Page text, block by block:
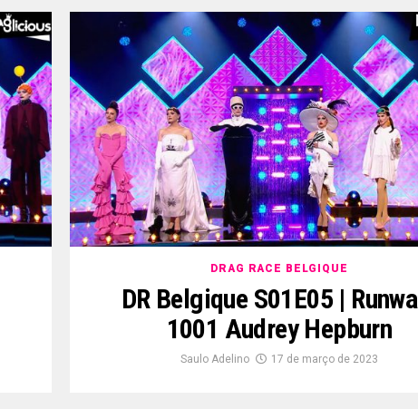
DRAG RACE BELGIQUE
DR Belgique S01E05 |
1001 Audrey Hepburn
Saulo Adelino 17 de março de 2023